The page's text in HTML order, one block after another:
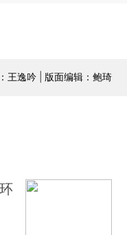
王逸吟 | 版面编辑：鲍琦